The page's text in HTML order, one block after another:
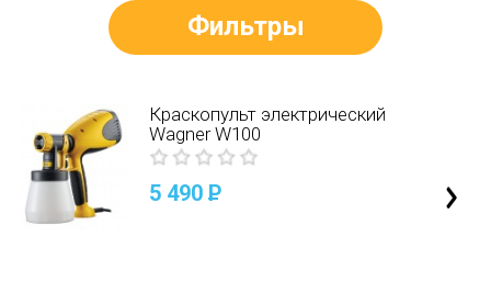
Фильтры
Краскопульт электрический
Wagner W100
5 490P